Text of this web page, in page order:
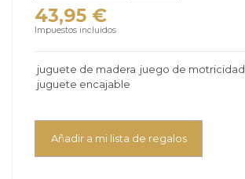
43,95 €
Impuestos incluidos
juguete de madera juego de motricidad
juguete encajable
Añadir a mi lista de regalos